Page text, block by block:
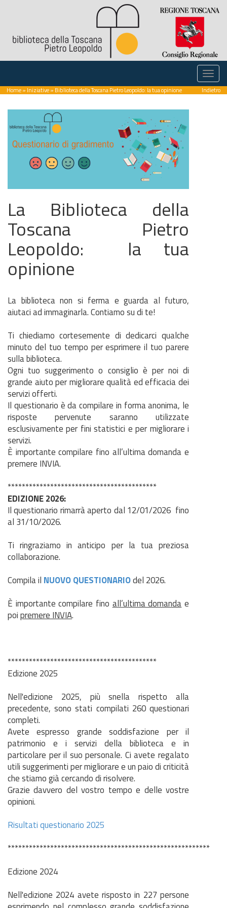
Home» Iniziative» Biblioteca della Toscana Pietro Leopoldo: la tua opinione Indietro
La Biblioteca della
Toscana Pietro
Leopoldo: la tua
opinione
La biblioteca non si ferma e guarda al futuro,
aiutaci ad immaginarla. Contiamo su di te!
Ti chiediamo cortesemente di dedicarci qualche
minuto del tuo tempo per esprimere il tuo parere
sulla biblioteca.
Ogni tuo suggerimento o consiglio è per noi di
grande aiuto per migliorare qualità ed efficacia dei
servizi offerti.
Il questionario è da compilare in forma anonima, le
risposte pervenute saranno utilizzate
esclusivamente per fini statistici e per migliorare i
servizi.
È importante compilare fino all’ultima domanda e
premere INVIA.
******************************************
EDIZIONE 2026:
Il questionario rimarrà aperto dal 12/01/2026 fino
al 31/10/2026.
Ti ringraziamo in anticipo per la tua preziosa
collaborazione.
Compila il NUOVO QUESTIONARIOdel 2026.
È importante compilare fino all’ultima domanda e
poipremere INVIA.
******************************************
Edizione 2025
Nell'edizione 2025, più snella rispetto alla
precedente, sono stati compilati 260 questionari
completi.
Avete espresso grande soddisfazione per il
patrimonio e i servizi della biblioteca e in
particolare per il suo personale. Ci avete regalato
utili suggerimenti per migliorare e un paio di criticità
che stiamo già cercando di risolvere.
Grazie davvero del vostro tempo e delle vostre
opinioni.
Risultati questionario 2025
*********************************************************
Edizione 2024
Nell'edizione 2024 avete risposto in 227 persone